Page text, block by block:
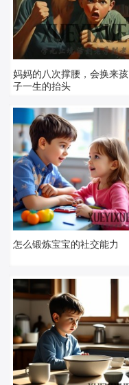
妈妈的八次撑腰，会换来孩
子一生的抬头
怎么锻炼宝宝的社交能力